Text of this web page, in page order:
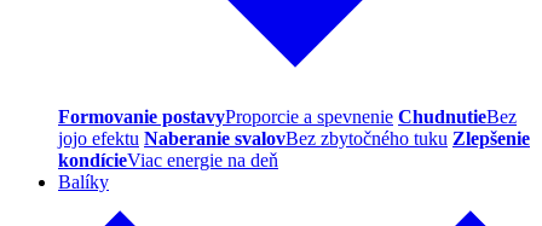
Formovanie postavyProporcie a spevnenie ChudnutieBez
jojo efektu Naberanie svalovBez zbytočného tuku Zlepšenie
kondícieViac energie na deň
Balíky